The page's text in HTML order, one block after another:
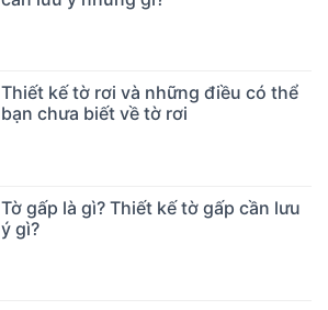
Thiết kế tờ rơi và những điều có thể
bạn chưa biết về tờ rơi
Tờ gấp là gì? Thiết kế tờ gấp cần lưu
ý gì?